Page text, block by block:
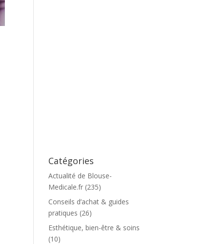
Catégories
Actualité de Blouse-
Medicale.fr (235)
Conseils d’achat & guides
pratiques (26)
Esthétique, bien-être & soins
(10)